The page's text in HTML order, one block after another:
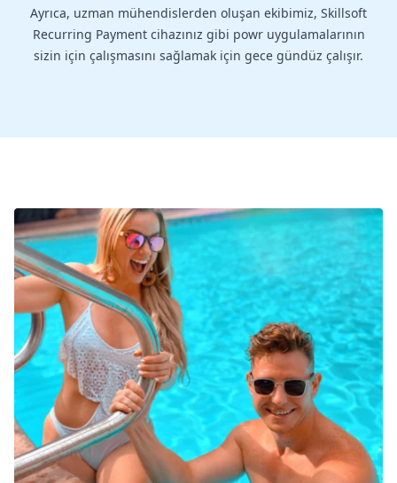
Ayrıca, uzman mühendislerden oluşan ekibimiz, Skillsoft
Recurring Payment cihazınız gibi powr uygulamalarının
sizin için çalışmasını sağlamak için gece gündüz çalışır.